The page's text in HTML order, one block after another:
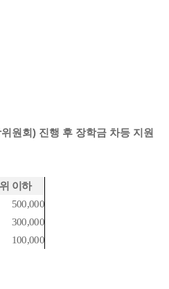
원회) 진행 후 장학금 차등 지원
위 이하
500,000
300,000
100,000